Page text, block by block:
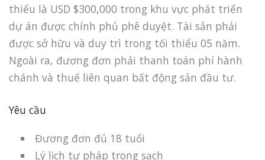
thiểu là USD $300,000 trong khu vực phát triển
dự án được chính phủ phê duyệt. Tài sản phải
được sở hữu và duy trì trong tối thiểu 05 năm.
Ngoài ra, đương đơn phải thanh toán phí hành
chánh và thuế liên quan bất động sản đầu tư.
Yêu cầu
Đương đơn đủ 18 tuổi
Lý lịch tư pháp trong sạch